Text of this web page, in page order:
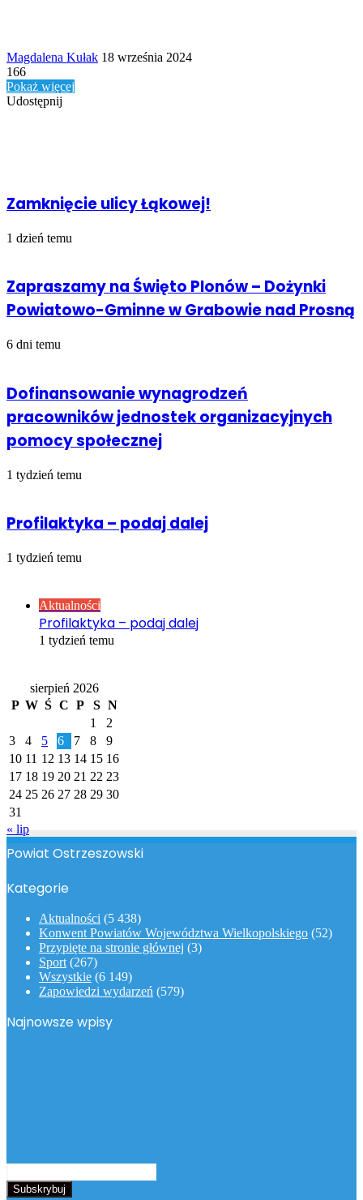
Magdalena Kułak Send
18 września 2024
166
Pokaż więcej
Udostępnij
Zamknięcie ulicy Łąkowej!
1 dzień temu
Zapraszamy na Święto Plonów – Dożynki
Powiatowo-Gminne w Grabowie nad Prosną
6 dni temu
Dofinansowanie wynagrodzeń
pracowników jednostek organizacyjnych
pomocy społecznej
1 tydzień temu
Profilaktyka – podaj dalej
1 tydzień temu
Aktualności
Profilaktyka – podaj dalej
1 tydzień temu
sierpień 2026
P W Ś C P S N
1
2
3
4 5 6 7 8
9
10 11 12 13 14 15 16
17 18 19 20 21 22 23
24 25 26 27 28 29 30
31
« lip
Powiat Ostrzeszowski
Kategorie
Aktualności (5 438)
Konwent Powiatów Województwa Wielkopolskiego (52)
Przypięte na stronie głównej (3)
Sport (267)
Wszystkie (6 149)
Zapowiedzi wydarzeń (579)
Najnowsze wpisy
swój